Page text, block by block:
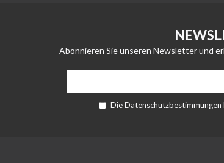
Abonnieren Sie unseren Newsletter und
DieDatenschutzbestimmungen